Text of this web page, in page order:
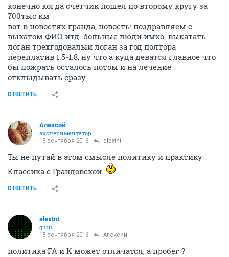
конечно когда счетчик пошел по второму кругу за
700тыс км
вот в новостях гранда, новость: поздравляем с
выкатом ФИО итд. больные люди имхо. выкатать
логан трехгодовалый логан за год полтора
переплатив 1.5-1.8, ну что а куда деватся главное что
бы пожрать осталось потом и на лечение
отклыдывать сразу
ОТВЕТИТЬ
Алексий
экспериментатор
15 сентября 2016 alextnt
Ты не путай в этом смысле политику и практику
Классика с Грандовской.
ОТВЕТИТЬ
alextnt
guru
15 сентября 2016 Алексий
политика ГА и К может отличатся, а пробег ?